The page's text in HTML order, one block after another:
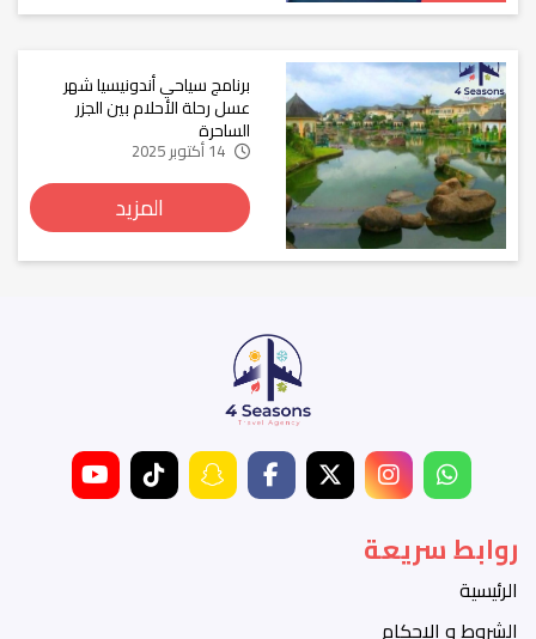
برنامج سياحي أندونيسيا شهر
عسل رحلة الأحلام بين الجزر
الساحرة
المزيد
روابط سريعة
الرئيسية
الشروط و الاحكام